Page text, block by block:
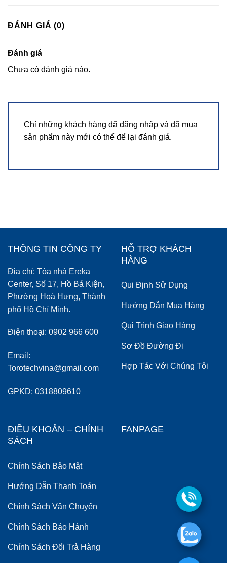
ĐÁNH GIÁ (0)
Đánh giá
Chưa có đánh giá nào.
Chỉ những khách hàng đã đăng nhập và đã mua
sản phẩm này mới có thể để lại đánh giá.
THÔNG TIN CÔNG TY
Địa chỉ: Tòa nhà Ereka
Center, Số 17, Hồ Bá Kiện,
Phường Hoà Hưng, Thành
phố Hồ Chí Minh.
Điện thoại: 0902 966 600
Email:
Torotechvina@gmail.com
GPKD: 0318809610
HỖ TRỢ KHÁCH
HÀNG
Qui Định Sử Dụng
Hướng Dẫn Mua Hàng
Qui Trình Giao Hàng
Sơ Đồ Đường Đi
Hợp Tác Với Chúng Tôi
ĐIỀU KHOẢN – CHÍNH
SÁCH
Chính Sách Bảo Mật
Hướng Dẫn Thanh Toán
Chính Sách Vận Chuyển
Chính Sách Bảo Hành
Chính Sách Đổi Trả Hàng
FANPAGE